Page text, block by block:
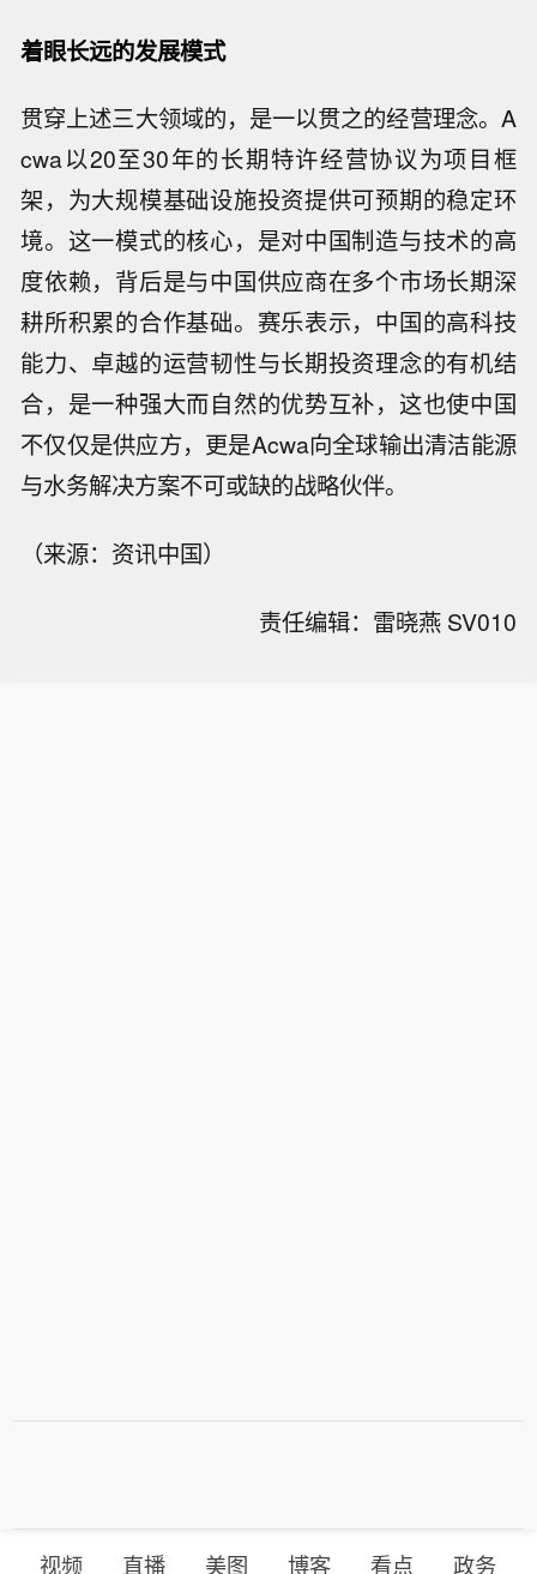
着眼长远的发展模式
贯穿上述三大领域的，是一以贯之的经营理念。A
cwa以20至30年的长期特许经营协议为项目框
架，为大规模基础设施投资提供可预期的稳定环
境。这一模式的核心，是对中国制造与技术的高
度依赖，背后是与中国供应商在多个市场长期深
耕所积累的合作基础。赛乐表示，中国的高科技
能力、卓越的运营韧性与长期投资理念的有机结
合，是一种强大而自然的优势互补，这也使中国
不仅仅是供应方，更是Acwa向全球输出清洁能源
与水务解决方案不可或缺的战略伙伴。
（来源：资讯中国）
责任编辑：雷晓燕 SV010
视频 直播 美图 博客 看点 政务